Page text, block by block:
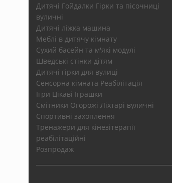
Дитячі Гойдалки Гірки та пісочниці
вуличні
Дитячі ліжка машина
Меблі в дитячу кімнату
Сухий басейн та м'які модулі
Шведські стінки дітям
Дитячі гірки для вулиці
Сенсорна кімната Реабілітація
Ігри Цікаві Іграшки
Смітники Огорожі Ліхтарі вуличні
Спортивні захоплення
Тренажери для кінезітерапії
реабілітаційні
Розпродаж